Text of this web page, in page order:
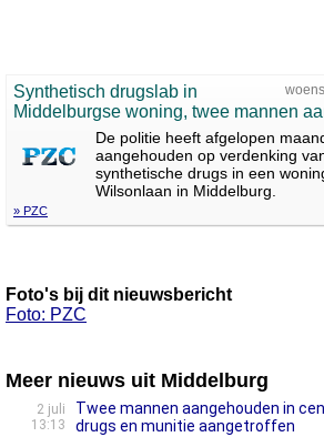
Synthetisch drugslab in
Middelburgse woning, twee mannen
De politie heeft afgelopen
aangehouden op verdenking
synthetische drugs in een
Wilsonlaan in Middelburg.
» PZC
Foto's bij dit nieuwsbericht
Foto: PZC
Meer nieuws uit Middelburg
2 juli
13:13
Twee mannen aangehouden in
drugs en munitie aangetroffen